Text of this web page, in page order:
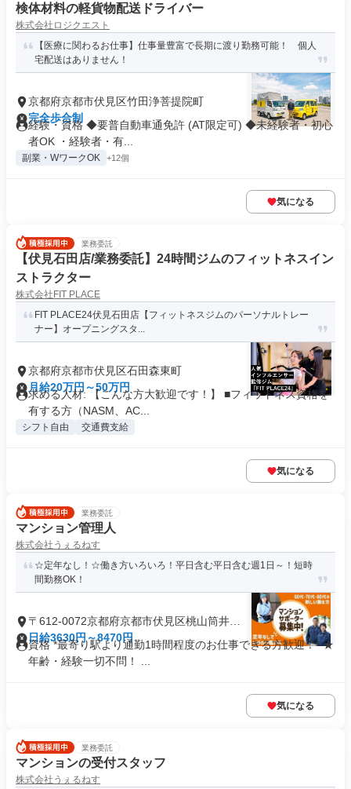
検体材料の軽貨物配送ドライバー
株式会社ロジクエスト
【医療に関わるお仕事】仕事量豊富で長期に渡り勤務可能！ 個人
宅配送はありません！
京都府京都市伏見区竹田浄菩提院町
完全歩合制
経験・資格 ◆要普自動車通免許 (AT限定可) ◆未経験者・初心
者OK ・経験者・有...
副業・WワークOK +12個
気になる
業務委託
【伏見石田店/業務委託】24時間ジムのフィットネスイン
ストラクター
株式会社FIT PLACE
FIT PLACE24伏見石田店【フィットネスジムのパーソナルトレー
ナー】オープニングスタ...
京都府京都市伏見区石田森東町
月給20万円～50万円
求める人材: 【こんな方大歓迎です！】 ■フィットネス資格を
有する方（NASM、AC...
シフト自由 交通費支給
気になる
業務委託
マンション管理人
株式会社うぇるねす
☆定年なし！☆働き方いろいろ！平日含む平日含む週1日～！短時
間勤務OK！
〒612-0072京都府京都市伏見区桃山筒井伊
賀東町
日給3630円～8470円
資格 *最寄り駅より通勤1時間程度のお仕事できる方歓迎！* ★
年齢・経験一切不問！ ...
気になる
業務委託
マンションの受付スタッフ
株式会社うぇるねす